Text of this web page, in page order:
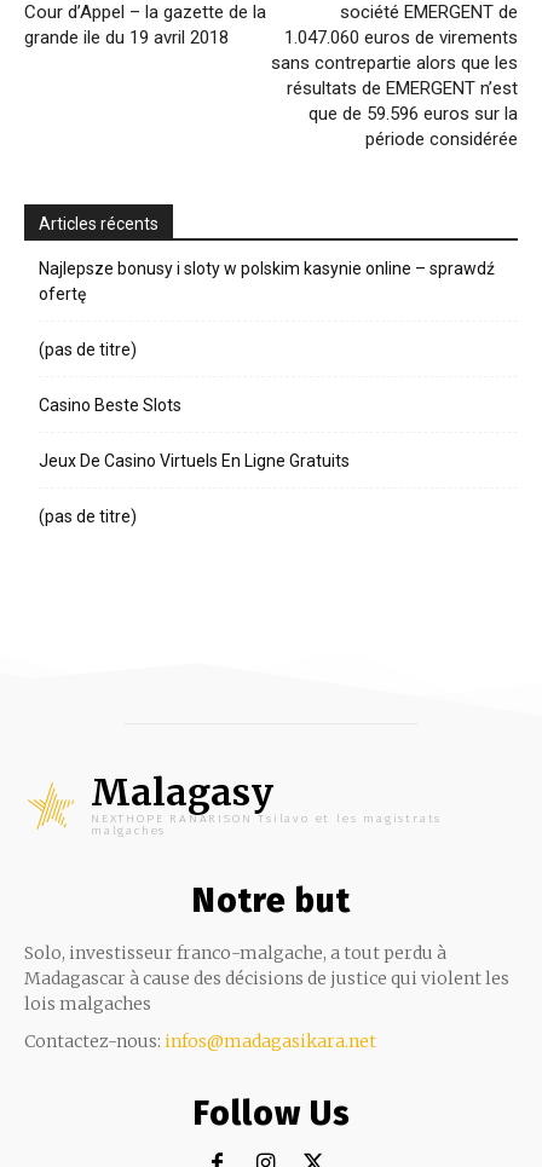
Cour d’Appel – la gazette de la
grande ile du 19 avril 2018
société EMERGENT de
1.047.060 euros de virements
sans contrepartie alors que les
résultats de EMERGENT n’est
que de 59.596 euros sur la
période considérée
Articles récents
Najlepsze bonusy i sloty w polskim kasynie online – sprawdź
ofertę
(pas de titre)
Casino Beste Slots
Jeux De Casino Virtuels En Ligne Gratuits
(pas de titre)
Malagasy
NEXTHOPE RANARISON Tsilavo et les magistrats
malgaches
Notre but
Solo, investisseur franco-malgache, a tout perdu à
Madagascar à cause des décisions de justice qui violent les
lois malgaches
Contactez-nous: infos@madagasikara.net
Follow Us